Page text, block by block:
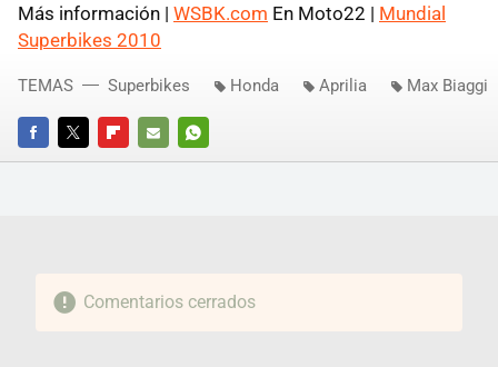
Más información | WSBK.com En Moto22 | Mundial
Superbikes 2010
FACEBOOKTWITTERFLIPBOARD
E-
WHATSAPP
TEMAS Superbikes Honda Aprilia Max Biaggi
Comentarios cerrados